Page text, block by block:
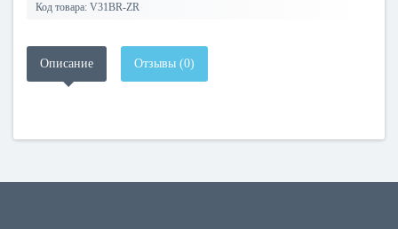
Код товара: V31BR-ZR
Описание Отзывы (0)